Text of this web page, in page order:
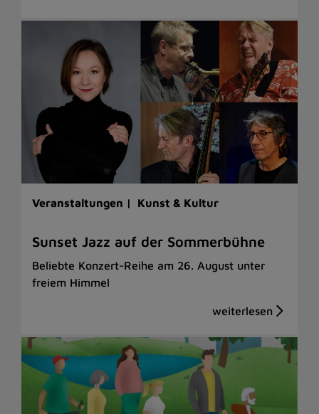
Veranstaltungen | Kunst & Kultur
Sunset Jazz auf der Sommerbühne
Beliebte Konzert-Reihe am 26. August unter
freiem Himmel